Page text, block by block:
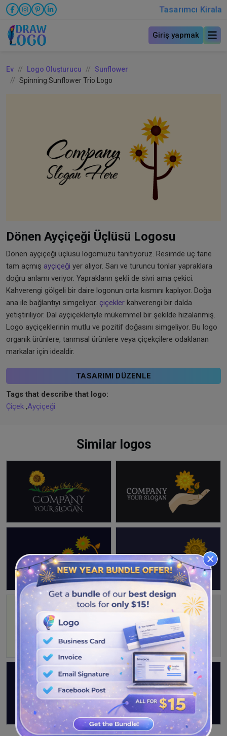
Tasarımcı Kirala
Giriş yapmak
Ev Logo Oluşturucu
Sunflower
Spinning Sunflower Trio Logo
Dönen Ayçiçeği Üçlüsü Logosu
Dönen ayçiçeği üçlüsü logomuzu tanıtıyoruz. Resimde üç tane
tam açmış ayçiçeği yer alıyor. Sarı ve turuncu tonlar yapraklara
doğru anlamı veriyor. Yaprakların şekli de sivri ama çekici.
Kahverengi gölgeli bir daire logonun orta kısmını kaplıyor. Doğa
ana ile bağlantıyı simgeliyor. çiçekler kahverengi bir dalda
yetiştiriliyor. Dal ayçiçekleriyle mükemmel bir şekilde hizalanmış.
Logo ayçiçeklerinin mutlu ve pozitif doğasını simgeliyor. Bu logo
organik ürünlere, tarımsal ürünlere veya çiçekçilere odaklanan
markalar için idealdir.
TASARIMI DÜZENLE
Tags that describe that logo:
Çiçek ,Ayçiçeği
Similar logos